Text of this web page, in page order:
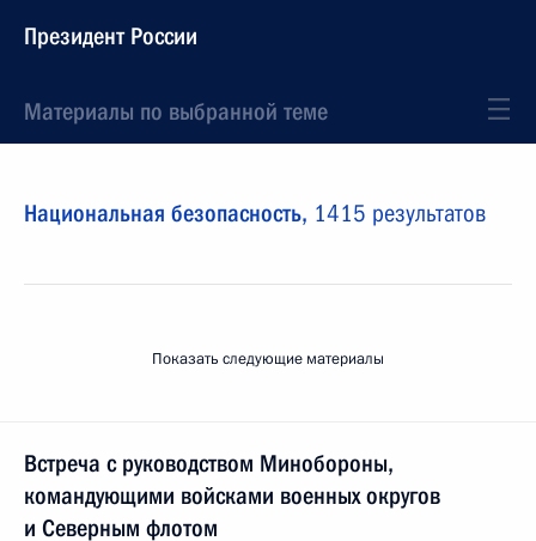
Президент России
Материалы по выбранной теме
Национальная безопасность, 1415 результатов
Показать следующие материалы
Встреча с руководством Минобороны,
командующими войсками военных округов
и Северным флотом